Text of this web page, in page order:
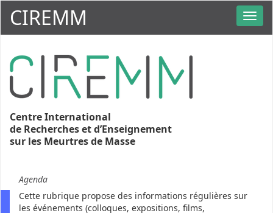
CIREMM
Centre International
de Recherches et d’Enseignement
sur les Meurtres de Masse
Agenda
Cette rubrique propose des informations régulières sur
les événements (colloques, expositions, films,